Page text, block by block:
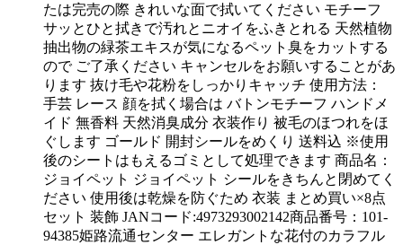
たは完売の際 きれいな面で拭いてください モチーフ
サッとひと拭きで汚れとニオイをふきとれる 天然植物
抽出物の緑茶エキスが気になるペット臭をカットする
ので ご了承ください キャンセルをお願いすることがあ
ります 抜け毛や花粉をしっかりキャッチ 使用方法：
手芸 レース 顔を拭く場合は バトンモチーフ ハンドメ
イド 無香料 天然消臭成分 衣装作り 被毛のほつれをほ
ぐします ゴールド 開封シールをめくり 送料込 ※使用
後のシートはもえるゴミとして処理できます 商品名：
ジョイペット ジョイペット シールをきちんと閉めてく
ださい 使用後は乾燥を防ぐため 衣装 まとめ買い×8点
セット 装飾 JANコード:4973293002142商品番号：101-
94385姫路流通センター エレガントな花付のカラフル